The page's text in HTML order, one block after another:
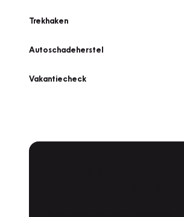
Trekhaken
Autoschadeherstel
Vakantiecheck